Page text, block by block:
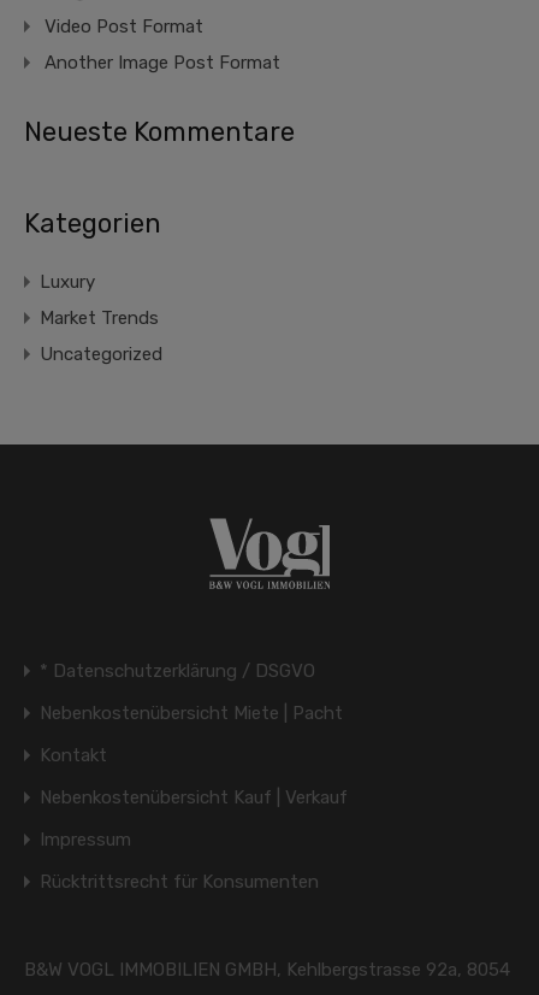
Video Post Format
Another Image Post Format
Neueste Kommentare
Kategorien
Luxury
Market Trends
Uncategorized
* Datenschutzerklärung / DSGVO
Nebenkostenübersicht Miete | Pacht
Kontakt
Nebenkostenübersicht Kauf | Verkauf
Impressum
Rücktrittsrecht für Konsumenten
B&W VOGL IMMOBILIEN GMBH, Kehlbergstrasse 92a, 8054